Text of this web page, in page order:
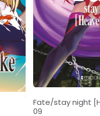
Fate/stay night
09